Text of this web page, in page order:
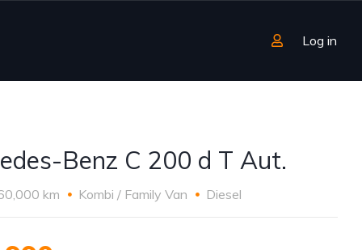
Log in
Benz C 200 d T Aut.
km Kombi / Family Van Diesel